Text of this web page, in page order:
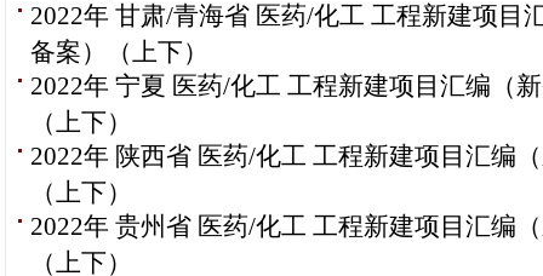
2022年 甘肃/青海省 医药/化工 工程新建项目
备案）（上下）
2022年 宁夏 医药/化工 工程新建项目汇编（
（上下）
2022年 陕西省 医药/化工 工程新建项目汇编
（上下）
2022年 贵州省 医药/化工 工程新建项目汇编
（上下）